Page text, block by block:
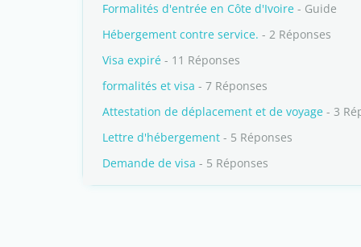
Formalités d'entrée en Côte d'Ivoire - Guide
Hébergement contre service. - 2 Réponses
Visa expiré - 11 Réponses
formalités et visa - 7 Réponses
Attestation de déplacement et de voyage - 3
Lettre d'hébergement - 5 Réponses
Demande de visa - 5 Réponses